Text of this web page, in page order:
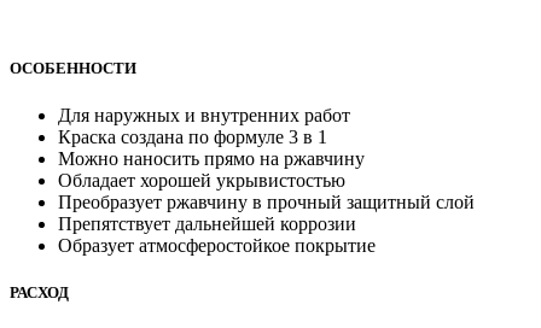
ОСОБЕННОСТИ
Для наружных и внутренних работ
Краска cоздана по формуле 3 в 1
Можно наносить прямо на ржавчину
Обладает хорошей укрывистостью
Преобразует ржавчину в прочный защитный слой
Препятствует дальнейшей коррозии
Образует атмосферостойкое покрытие
РАСХОД